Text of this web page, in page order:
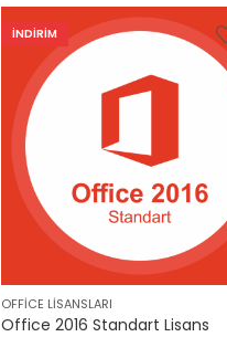
INDIRIM
OFFICE LISANSLARI
Office 2016 Standart Lisans